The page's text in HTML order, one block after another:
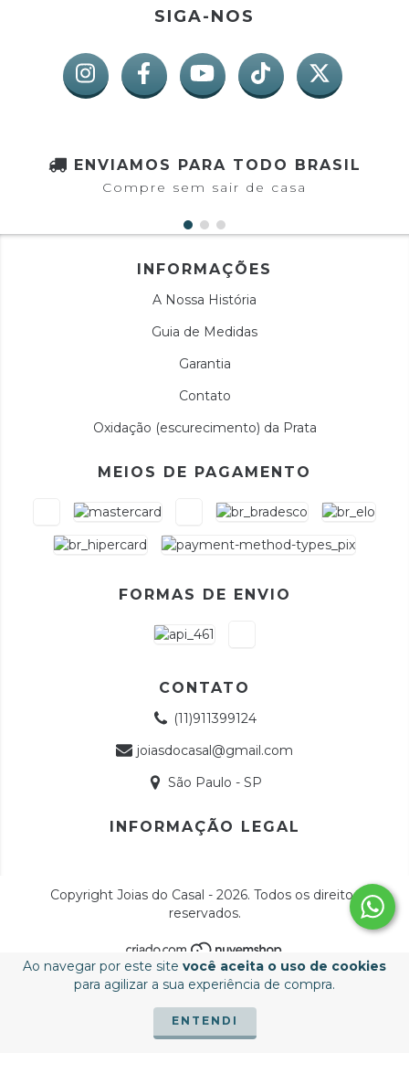
Ao navegar por este site você aceita o uso de cookies
para agilizar a sua experiência de compra.
ENTENDI
SIGA-NOS
ENVIAMOS PARA TODO BRASIL
Compre sem sair de casa
INFORMAÇÕES
A Nossa História
Guia de Medidas
Garantia
Contato
Oxidação (escurecimento) da Prata
MEIOS DE PAGAMENTO
FORMAS DE ENVIO
CONTATO
(11)911399124
joiasdocasal@gmail.com
São Paulo - SP
INFORMAÇÃO LEGAL
Copyright Joias do Casal - 2026. Todos os direitos
reservados.